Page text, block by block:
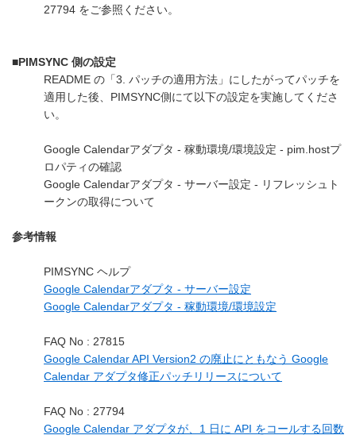
27794 をご参照ください。
■PIMSYNC 側の設定
README の「3. パッチの適用方法」にしたがってパッチを
適用した後、PIMSYNC側にて以下の設定を実施してくださ
い。
Google Calendarアダプタ - 稼動環境/環境設定 - pim.hostプ
ロパティの確認
Google Calendarアダプタ - サーバー設定 - リフレッシュト
ークンの取得について
参考情報
PIMSYNC ヘルプ
Google Calendarアダプタ - サーバー設定
Google Calendarアダプタ - 稼動環境/環境設定
FAQ No : 27815
Google Calendar API Version2 の廃止にともなう Google
Calendar アダプタ修正パッチリリースについて
FAQ No : 27794
Google Calendar アダプタが、1 日に API をコールする回数